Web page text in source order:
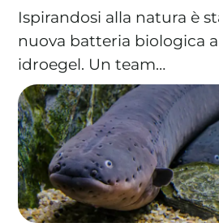
BLOG
CONTATTI
PASSA A WEFORGREEN
Ispirandosi alla natura è
nuova batteria biologica
idroegel. Un team…